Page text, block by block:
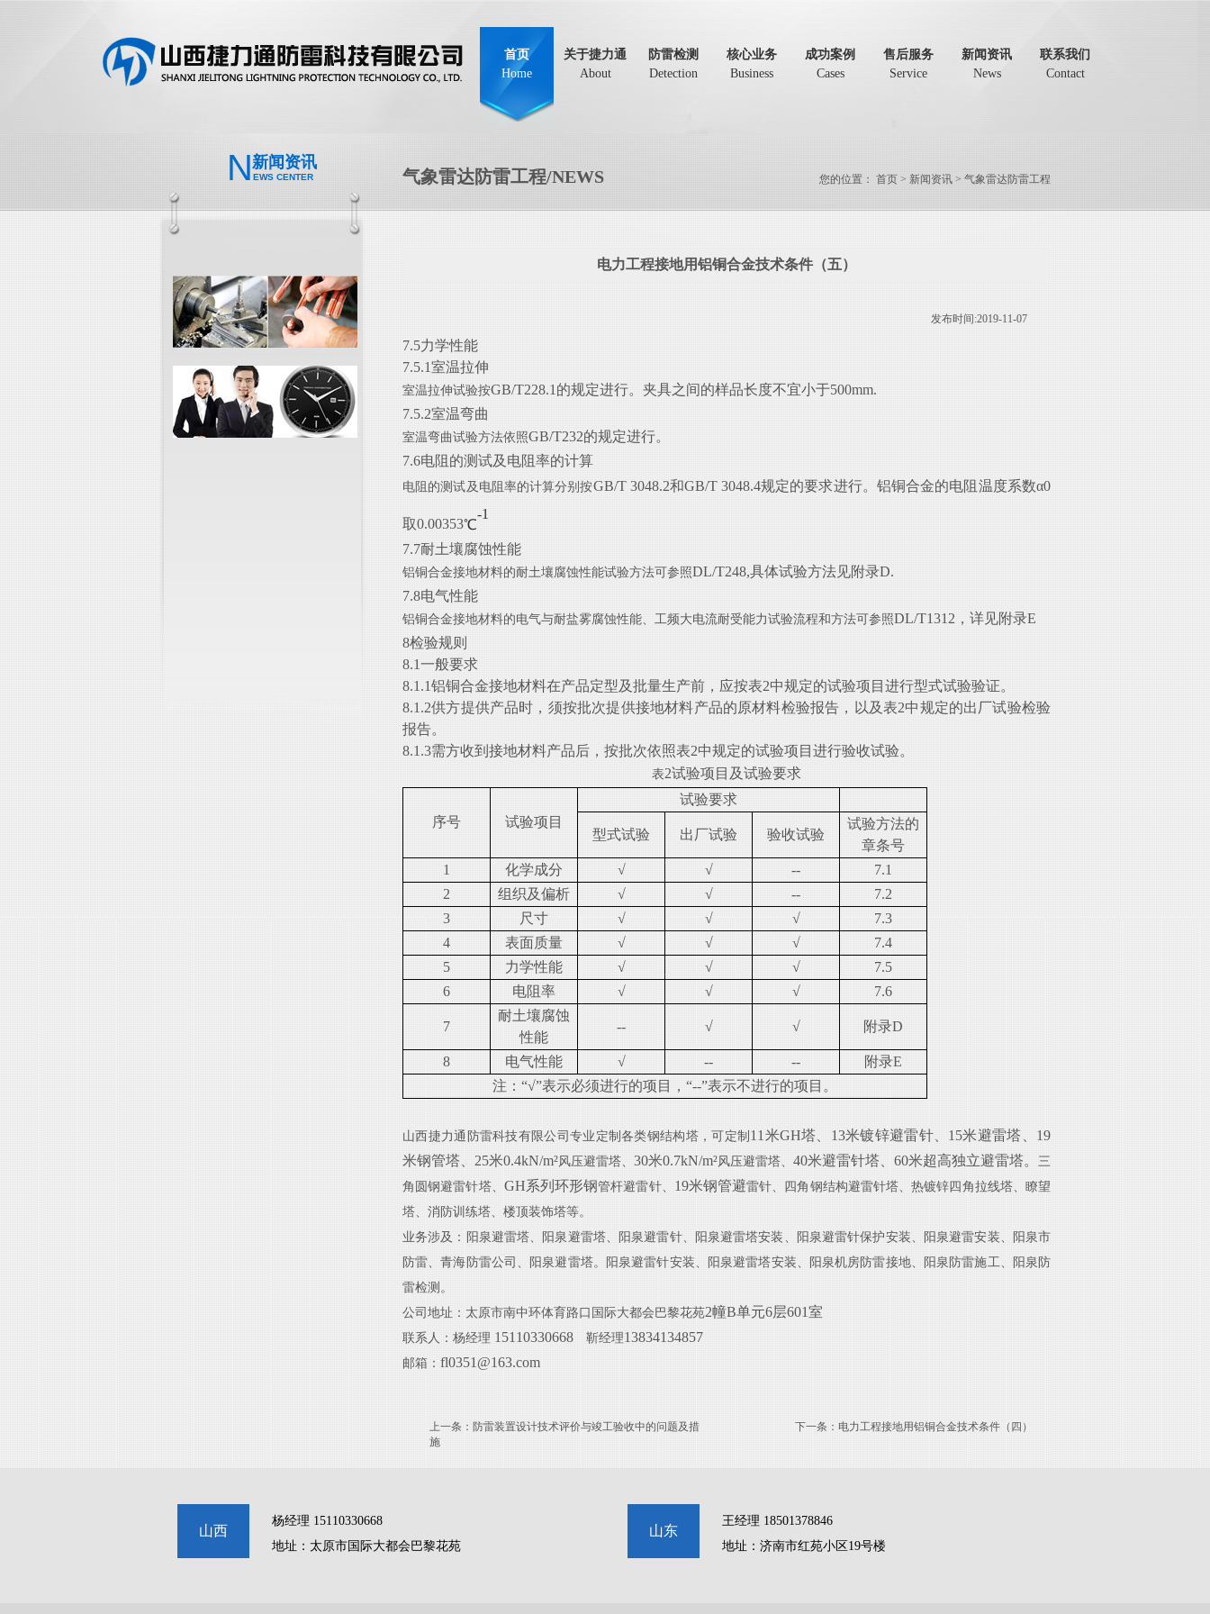
首页
Home
关于捷力通
About
防雷检测
Detection
核心业务
Business
成功案例
Cases
售后服务
Service
新闻资讯
News
联系我们
Contact
NEWS CENTER
新闻资讯
气象雷达防雷工程/NEWS 您的位置： 首页 > 新闻资讯 > 气象雷达防雷工程
电力工程接地用铝铜合金技术条件（五）
发布时间:2019-11-07
7.5力学性能
7.5.1室温拉伸
室温拉伸试验按GB/T228.1的规定进行。夹具之间的样品长度不宜小于500mm.
7.5.2室温弯曲
室温弯曲试验方法依照GB/T232的规定进行。
7.6电阻的测试及电阻率的计算
电阻的测试及电阻率的计算分别按GB/T 3048.2和GB/T 3048.4规定的要求进行。铝铜合金的电阻温度系数α0
取0.00353℃
-1
7.7耐土壤腐蚀性能
铝铜合金接地材料的耐土壤腐蚀性能试验方法可参照DL/T248,具体试验方法见附录D.
7.8电气性能
铝铜合金接地材料的电气与耐盐雾腐蚀性能、工频大电流耐受能力试验流程和方法可参照DL/T1312，详见附录E
8检验规则
8.1一般要求
8.1.1铝铜合金接地材料在产品定型及批量生产前，应按表2中规定的试验项目进行型式试验验证。
8.1.2供方提供产品时，须按批次提供接地材料产品的原材料检验报告，以及表2中规定的出厂试验检验
报告。
8.1.3需方收到接地材料产品后，按批次依照表2中规定的试验项目进行验收试验。
表2试验项目及试验要求
序号 试验项目
试验要求
型式试验 出厂试验 验收试验
试验方法的
章条号
1
化学成分 √ √ --
7.1
2
组织及偏析 √ √ --
7.2
3
尺寸 √ √ √
7.3
4
表面质量 √ √ √
7.4
5
力学性能 √ √ √
7.5
6
电阻率 √ √ √ 7.6
7
耐土壤腐蚀
性能
-- √ √ 附录D
8 电气性能 √ -- --
附录E
注：“√”表示必须进行的项目，“--”表示不进行的项目。
山西捷力通防雷科技有限公司专业定制各类钢结构塔，可定制 11米GH塔、13米镀锌避雷针、15米避雷塔、19
米钢管塔、25米0.4kN/m²风压避雷塔、 30米0.7kN/m²风压避雷塔、 40米避雷针塔、60米超高独立避雷塔。 三
角圆钢避雷针塔、 GH系列环形钢管杆避雷针、 19米钢管避雷针、四角钢结构避雷针塔、热镀锌四角拉线塔、瞭望
塔、消防训练塔、楼顶装饰塔等。
业务涉及：阳泉避雷塔、阳泉避雷塔、阳泉避雷针、阳泉避雷塔安装、阳泉避雷针保护安装、阳泉避雷安装、阳泉市
防雷、青海防雷公司、阳泉避雷塔。阳泉避雷针安装、阳泉避雷塔安装、阳泉机房防雷接地、阳泉 防雷施工、阳泉 防
雷检测。
公司地址：太原市南中环体育路口国际大都会巴黎花苑2幢B单元6层601室
联系人：杨经理 15110330668 靳经理13834134857
邮箱： fl0351@163.com
上一条： 防雷装置设计技术评价与竣工验收中的问题及措
施
下一条： 电力工程接地用铝铜合金技术条件（四）
山西
杨经理 15110330668
地址：太原市国际大都会巴黎花苑
山东
王经理 18501378846
地址：济南市红苑小区19号楼